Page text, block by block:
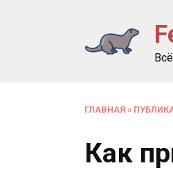
ГЛАВНАЯ »
Как